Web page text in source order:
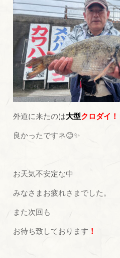
外道に来たのは大型クロダイ！
良かったですネ😊✨
お天気不安定な中
みなさまお疲れさまでした。
また次回も
お待ち致しております ！